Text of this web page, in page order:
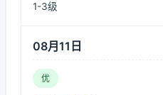
1-3级
08月11日
优